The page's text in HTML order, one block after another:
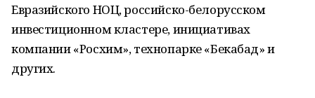
Евразийского НОЦ, российско-белорусском
инвестиционном кластере, инициативах
компании «Росхим», технопарке «Бекабад» и
других.